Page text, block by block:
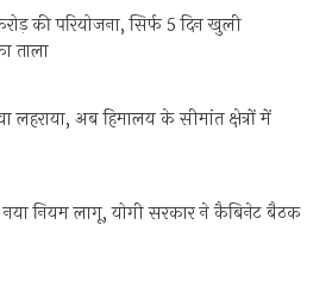
की परियोजना, सिर्फ 5 दिन खुली
ताला
लहराया, अब हिमालय के सीमांत क्षेत्रों में
नया नियम लागू, योगी सरकार ने कैबिनेट बैठक